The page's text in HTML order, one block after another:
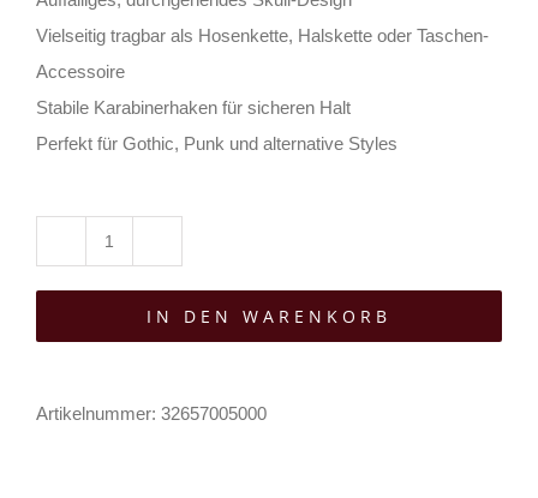
Vielseitig tragbar als Hosenkette, Halskette oder Taschen-
Accessoire
Stabile Karabinerhaken für sicheren Halt
Perfekt für Gothic, Punk und alternative Styles
Schlüsselkette
Grimskull
IN DEN WARENKORB
Artikelnummer: 32657005000